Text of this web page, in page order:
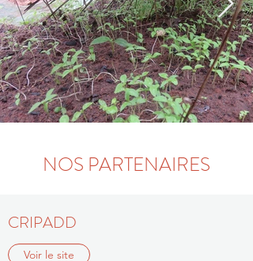
NOS PARTENAIRES
CRIPADD
Voir le site